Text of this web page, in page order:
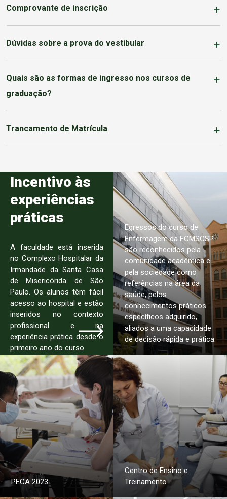
Comprovante de inscrição
Dúvidas sobre a prova do vestibular
Quais são as formas de ingresso nos cursos de
graduação?
Trancamento de Matrícula
Incentivo às
experiências
práticas
A faculdade está inserida
no Complexo Hospitalar da
Irmandade da Santa Casa
de Misericórida de São
Paulo. Os alunos têm fácil
acesso ao hospital e estão
inseridos no contexto
profissional e na
experiência prática desde o
primeiro ano do curso.
Egressos do curso de
Enfermagem da FCMSCSP
são reconhecidos pela
comunidade acadêmica e
pela sociedade como
referências na área da
saúde, pelos
conhecimentos práticos
específicos adquirido,
aliados a uma capacidade
de decisão rápida e prática.
PECA 2023
Centro de Ensino e
Treinamento